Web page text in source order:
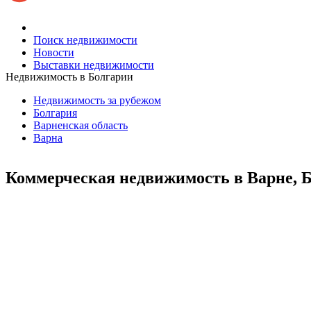
Поиск недвижимости
Новости
Выставки недвижимости
Недвижимость в Болгарии
Недвижимость за рубежом
Болгария
Варненская область
Варна
Коммерческая недвижимость в Варне,